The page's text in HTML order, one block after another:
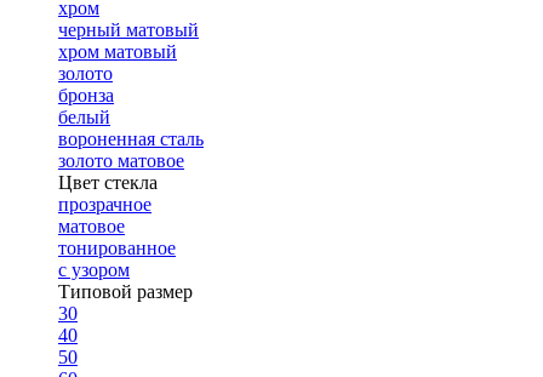
хром
черный матовый
хром матовый
золото
бронза
белый
вороненная сталь
золото матовое
Цвет стекла
прозрачное
матовое
тонированное
с узором
Типовой размер
30
40
50